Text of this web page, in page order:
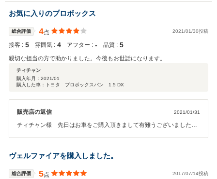
お気に入りのプロボックス
総合評価 4点 2021/01/30投稿
接客 : 5 雰囲気 : 4 アフター : ‐ 品質 : 5
親切な担当の方で助かりました。今後もお世話になります。
チィチャン
購入年月： 2021/01
購入した車：トヨタ プロボックスバン 1.5 DX
販売店の返信 2021/01/31
チィチャン様 先日はお車をご購入頂きまして有難うございました。
ヴェルファイアを購入しました。
総合評価 5点 2017/07/14投稿